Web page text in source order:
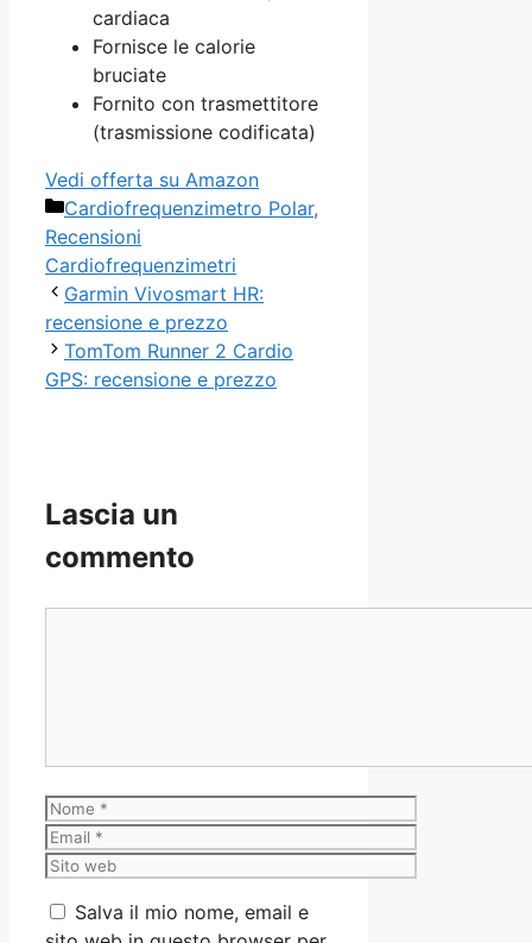
cardiaca
Fornisce le calorie
bruciate
Fornito con trasmettitore
(trasmissione codificata)
Vedi offerta su Amazon
Categorie
Cardiofrequenzimetro Polar,
Recensioni
Cardiofrequenzimetri
Garmin Vivosmart HR:
recensione e prezzo
TomTom Runner 2 Cardio
GPS: recensione e prezzo
Lascia un
commento
Nome
Email
Sito
Salva il mio nome, email e